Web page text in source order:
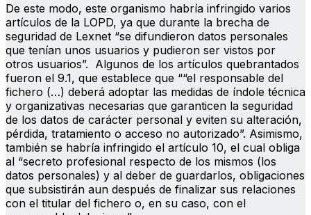
De este modo, este organismo habría infringido varios
artículos de la LOPD, ya que durante la brecha de
seguridad de Lexnet “se difundieron datos personales
que tenían unos usuarios y pudieron ser vistos por
otros usuarios”. Algunos de los artículos quebrantados
fueron el 9.1, que establece que ““el responsable del
fichero (…) deberá adoptar las medidas de índole técnica
y organizativas necesarias que garanticen la seguridad
de los datos de carácter personal y eviten su alteración,
pérdida, tratamiento o acceso no autorizado”. Asimismo,
también se habría infringido el artículo 10, el cual obliga
al “secreto profesional respecto de los mismos (los
datos personales) y al deber de guardarlos, obligaciones
que subsistirán aun después de finalizar sus relaciones
con el titular del fichero o, en su caso, con el